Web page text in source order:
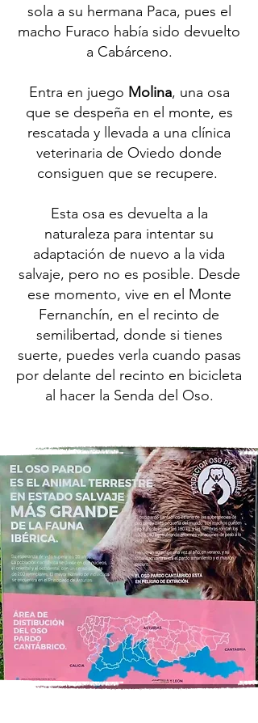
sola a su hermana Paca, pues el
macho Furaco había sido devuelto
a Cabárceno.
Entra en juego Molina, una osa
que se despeña en el monte, es
rescatada y llevada a una clínica
veterinaria de Oviedo donde
consiguen que se recupere.
Esta osa es devuelta a la
naturaleza para intentar su
adaptación de nuevo a la vida
salvaje, pero no es posible. Desde
ese momento, vive en el Monte
Fernanchín, en el recinto de
semilibertad, donde si tienes
suerte, puedes verla cuando pasas
por delante del recinto en bicicleta
al hacer la Senda del Oso.